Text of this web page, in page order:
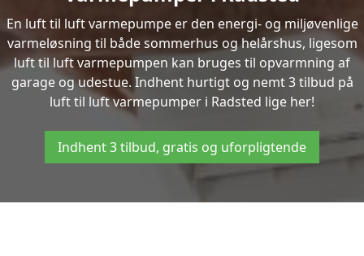
En luft til luft varmepumpe er den energi- og miljøvenlige
varmeløsning til både sommerhus og helårshus, ligesom
luft til luft varmepumpen kan bruges til opvarmning af
garage og udestue. Indhent hurtigt og nemt 3 tilbud på
luft til luft varmepumper i Radsted lige her!
Indhent 3 tilbud, gratis og uforpligtende